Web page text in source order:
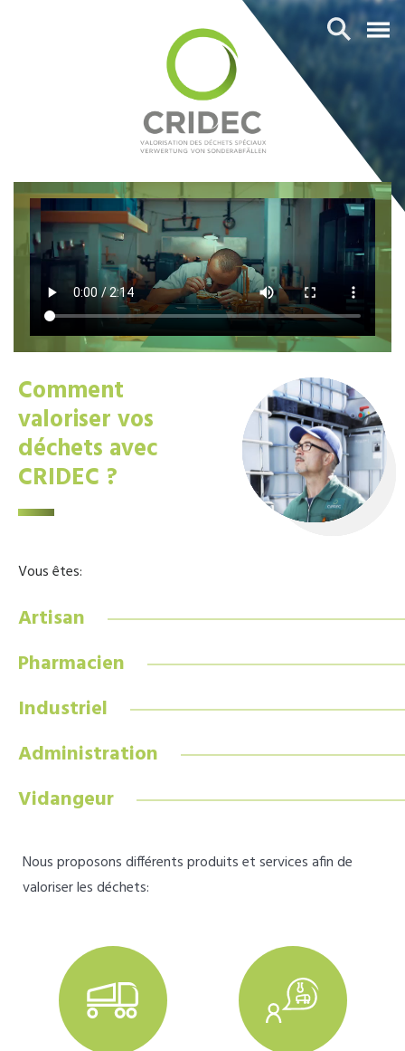
Comment
valoriser vos
déchets avec
CRIDEC ?
Vous êtes:
Artisan
Pharmacien
Industriel
Administration
Vidangeur
Nous proposons différents produits et services afin de
valoriser les déchets: